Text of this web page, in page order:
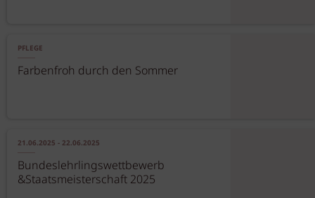
PFLEGE
Farbenfroh durch den Sommer
21.06.2025 - 22.06.2025
Bundeslehrlingswettbewerb
&Staatsmeisterschaft 2025